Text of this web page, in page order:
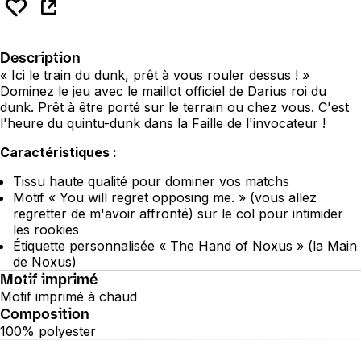
Description
« Ici le train du dunk, prêt à vous rouler dessus ! »
Dominez le jeu avec le maillot officiel de Darius roi du
dunk. Prêt à être porté sur le terrain ou chez vous. C'est
l'heure du quintu-dunk dans la Faille de l'invocateur !
Caractéristiques :
Tissu haute qualité pour dominer vos matchs
Motif « You will regret opposing me. » (vous allez
regretter de m'avoir affronté) sur le col pour intimider
les rookies
Étiquette personnalisée « The Hand of Noxus » (la Main
de Noxus)
Motif imprimé
Motif imprimé à chaud
Composition
100% polyester